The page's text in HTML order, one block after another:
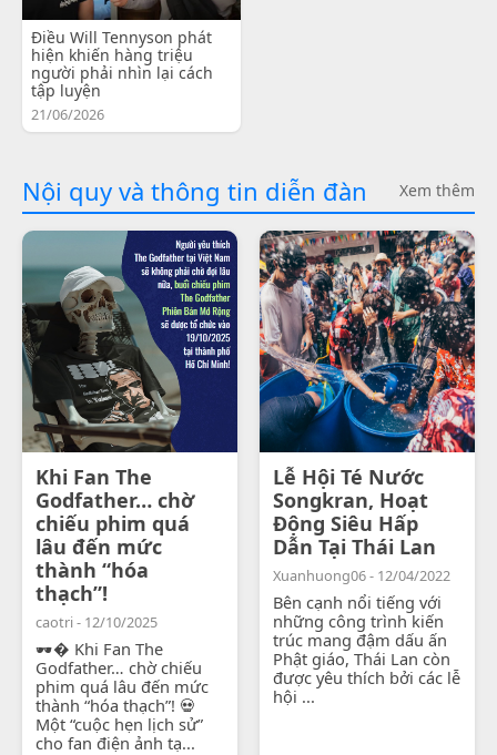
Điều Will Tennyson phát
hiện khiến hàng triệu
người phải nhìn lại cách
tập luyện
21/06/2026
Nội quy và thông tin diễn đàn Xem thêm
Khi Fan The
Godfather… chờ
chiếu phim quá
lâu đến mức
thành “hóa
thạch”!
caotri - 12/10/2025
🕶� Khi Fan The
Godfather… chờ chiếu
phim quá lâu đến mức
thành “hóa thạch”! 💀
Một “cuộc hẹn lịch sử”
cho fan điện ảnh tạ...
Lễ Hội Té Nước
Songkran, Hoạt
Động Siêu Hấp
Dẫn Tại Thái Lan
Xuanhuong06 - 12/04/2022
Bên cạnh nổi tiếng với
những công trình kiến
trúc mang đậm dấu ấn
Phật giáo, Thái Lan còn
được yêu thích bởi các lễ
hội ...